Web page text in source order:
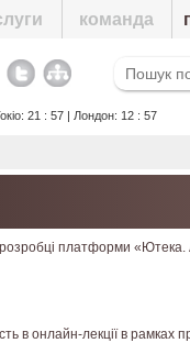
команда
21 : 57 | Лондон: 12 : 57
платформи «Ютека.
в онлайн-лекції в рамках